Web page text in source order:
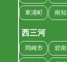
東浦町 南
西三河
岡崎市 碧